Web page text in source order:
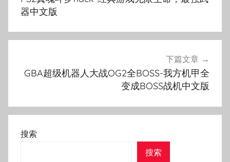
导
航
器中文版
下篇文章
GBA超级机器人大战OG2全BOSS-我方机甲全
变成BOSS战机中文版
搜索
搜索